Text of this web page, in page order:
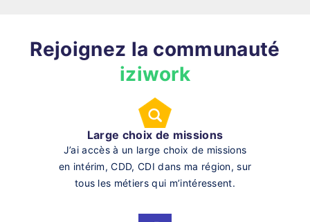
Rejoignez la communauté
iziwork
Large choix de missions
J’ai accès à un large choix de missions
en intérim, CDD, CDI dans ma région, sur
tous les métiers qui m’intéressent.